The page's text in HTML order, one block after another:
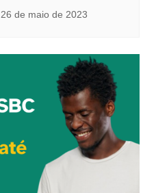
26 de maio de 2023